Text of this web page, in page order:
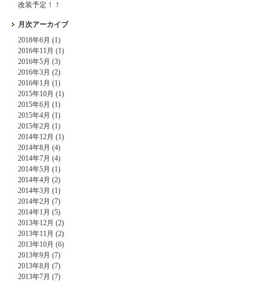
改装予定！！
月次アーカイブ
2018年6月 (1)
2016年11月 (1)
2016年5月 (3)
2016年3月 (2)
2016年1月 (1)
2015年10月 (1)
2015年6月 (1)
2015年4月 (1)
2015年2月 (1)
2014年12月 (1)
2014年8月 (4)
2014年7月 (4)
2014年5月 (1)
2014年4月 (2)
2014年3月 (1)
2014年2月 (7)
2014年1月 (5)
2013年12月 (2)
2013年11月 (2)
2013年10月 (6)
2013年9月 (7)
2013年8月 (7)
2013年7月 (7)